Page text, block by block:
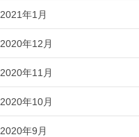
2021年1月
2020年12月
2020年11月
2020年10月
2020年9月